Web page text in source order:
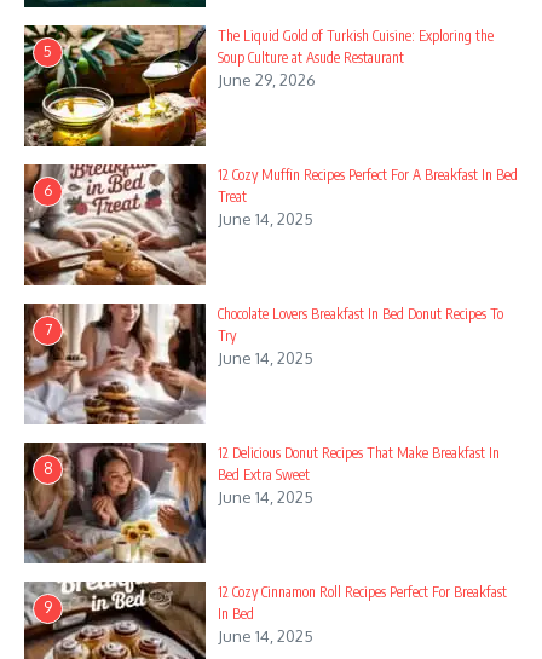
5
The Liquid Gold of Turkish Cuisine: Exploring the
Soup Culture at Asude Restaurant
June 29, 2026
6
12 Cozy Muffin Recipes Perfect For A Breakfast In Bed
Treat
June 14, 2025
7
Chocolate Lovers Breakfast In Bed Donut Recipes To
Try
June 14, 2025
8
12 Delicious Donut Recipes That Make Breakfast In
Bed Extra Sweet
June 14, 2025
9
12 Cozy Cinnamon Roll Recipes Perfect For Breakfast
In Bed
June 14, 2025